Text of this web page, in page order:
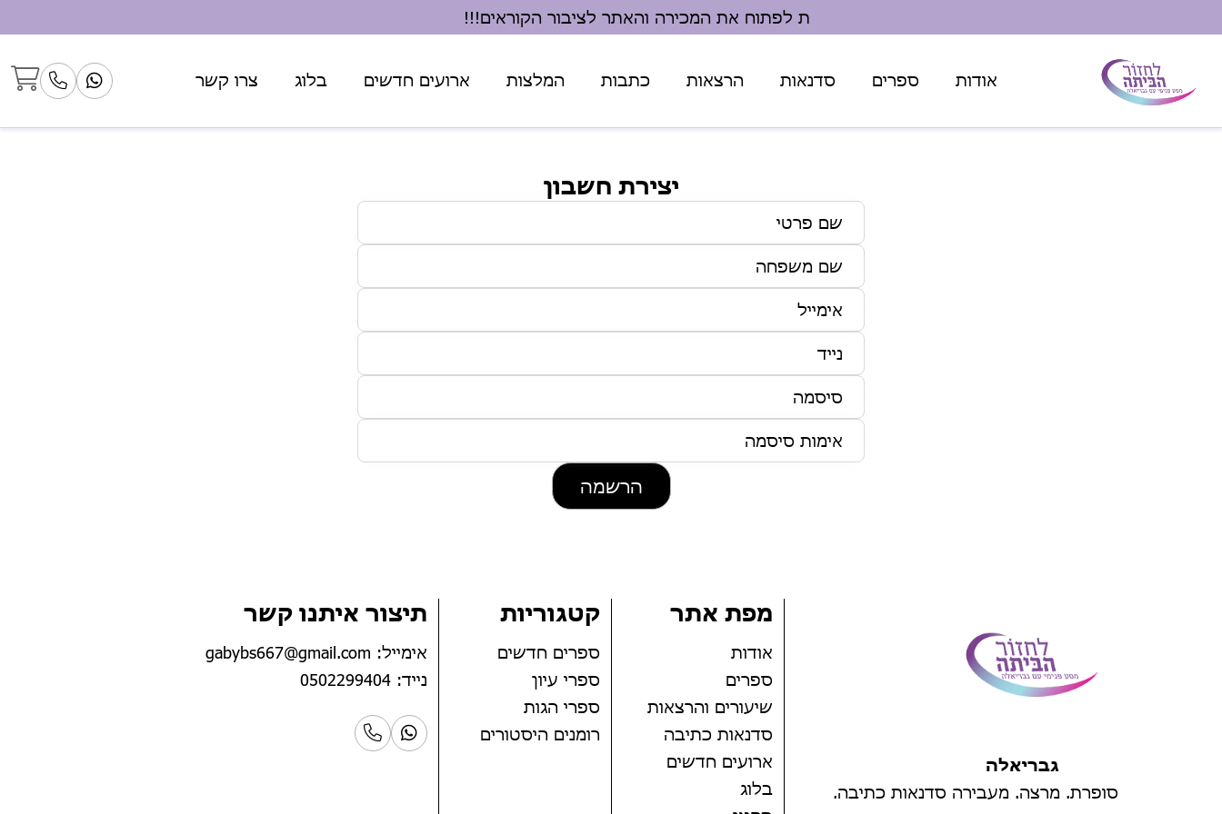
מתרגשת לפתוח את המכירה והאתר לציבור הקוראים!!!
אודות ספרים סדנאות הרצאות כתבות המלצות ארועים חדשים בלוג צרו קשר
יצירת חשבון
הרשמה
גבריאלה
סופרת. מרצה. מעבירה סדנאות כתיבה.
מפת אתר
אודות
ספרים
שיעורים והרצאות
סדנאות כתיבה
ארועים חדשים
בלוג
קטגוריות
ספרים חדשים
ספרי עיון
ספרי הגות
רומנים היסטורים
תיצור איתנו קשר
אימייל: gabybs667@gmail.com
נייד: 0502299404